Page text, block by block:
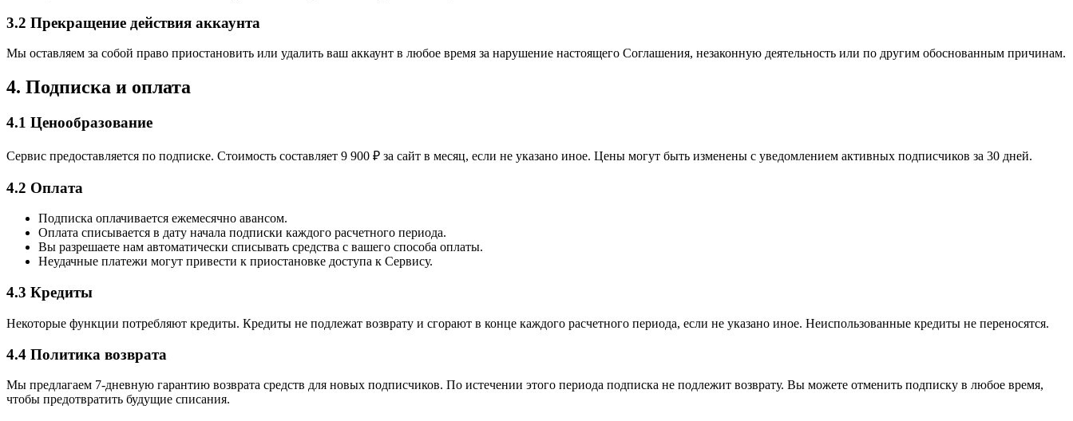
3.2 Прекращение действия аккаунта
Мы оставляем за собой право приостановить или удалить ваш аккаунт в любое время за нарушение настоящего Соглашения, незаконную деятельность или по другим обоснованным причинам.
4. Подписка и оплата
4.1 Ценообразование
Сервис предоставляется по подписке. Стоимость составляет 9 900 ₽ за сайт в месяц, если не указано иное. Цены могут быть изменены с уведомлением активных подписчиков за 30 дней.
4.2 Оплата
Подписка оплачивается ежемесячно авансом.
Оплата списывается в дату начала подписки каждого расчетного периода.
Вы разрешаете нам автоматически списывать средства с вашего способа оплаты.
Неудачные платежи могут привести к приостановке доступа к Сервису.
4.3 Кредиты
Некоторые функции потребляют кредиты. Кредиты не подлежат возврату и сгорают в конце каждого расчетного периода, если не указано иное. Неиспользованные кредиты не переносятся.
4.4 Политика возврата
Мы предлагаем 7-дневную гарантию возврата средств для новых подписчиков. По истечении этого периода подписка не подлежит возврату. Вы можете отменить подписку в любое время,
чтобы предотвратить будущие списания.